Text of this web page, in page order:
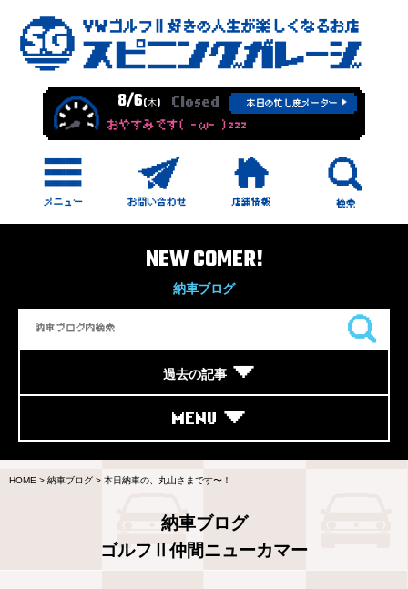
8/6(木) Closed 本日の忙し度メーター
おやすみです( -ω- )zzz
NEW COMER!
納車ブログ
過去の記事
MENU
HOME > 納車ブログ > 本日納車の、丸山さまです〜！
納車ブログ
ゴルフⅡ仲間ニューカマー